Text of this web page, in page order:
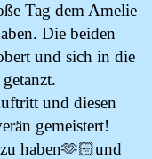
Tag dem Amelie
Die beiden
und sich in die
und diesen
gemeistert!
haben🫶🏻und